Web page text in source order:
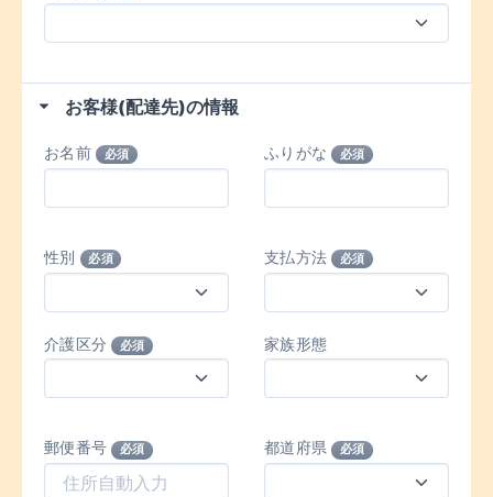
お客様(配達先)の情報
お名前 必須 ふりがな 必須
性別 必須 支払方法 必須
介護区分 必須 家族形態
郵便番号 必須 都道府県 必須